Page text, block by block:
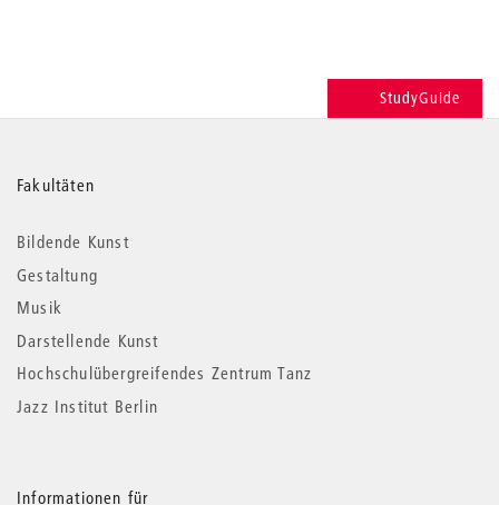
StudyGuide
Weitere
Informationen
Fakultäten
Bildende Kunst
Gestaltung
Musik
Darstellende Kunst
Hochschulübergreifendes Zentrum Tanz
Jazz Institut Berlin
Informationen für